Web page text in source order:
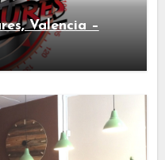
Valencia –